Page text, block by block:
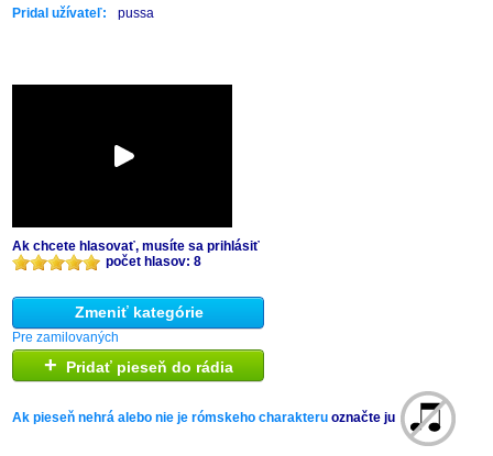
Pridal užívateľ: pussa
Ak chcete hlasovať, musíte sa prihlásiť
počet hlasov: 8
Zmeniť kategórie
Pre zamilovaných
+ Pridať pieseň do rádia
Ak pieseň nehrá alebo nie je rómskeho charakteru označte ju